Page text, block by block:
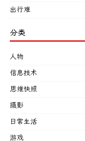
出行难
分类
人物
信息技术
思维快照
摄影
日常生活
游戏